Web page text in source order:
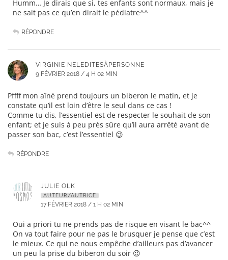
Humm… Je dirais que si, tes enfants sont normaux, mais je
ne sait pas ce qu’en dirait le pédiatre^^
RÉPONDRE
VIRGINIE NELEDITESÀPERSONNE
9 FÉVRIER 2018 / 4 H 02 MIN
Pffff mon aîné prend toujours un biberon le matin, et je
constate qu’il est loin d’être le seul dans ce cas !
Comme tu dis, l’essentiel est de respecter le souhait de son
enfant; et je suis à peu près sûre qu’il aura arrêté avant de
passer son bac, c’est l’essentiel 😉
RÉPONDRE
JULIE OLK
AUTEUR/AUTRICE
17 FÉVRIER 2018 / 1 H 02 MIN
Oui a priori tu ne prends pas de risque en visant le bac^^
On va tout faire pour ne pas le brusquer je pense que c’est
le mieux. Ce qui ne nous empêche d’ailleurs pas d’avancer
un peu la prise du biberon du soir 😉